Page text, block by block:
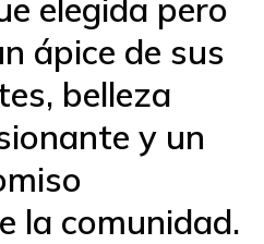
elegida pero
ápice de sus
belleza
y un
la comunidad.